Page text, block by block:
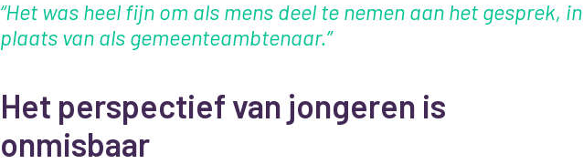
“Het was heel fijn om als mens deel te nemen aan het gesprek, in
plaats van als gemeenteambtenaar.”
Het perspectief van jongeren is
onmisbaar